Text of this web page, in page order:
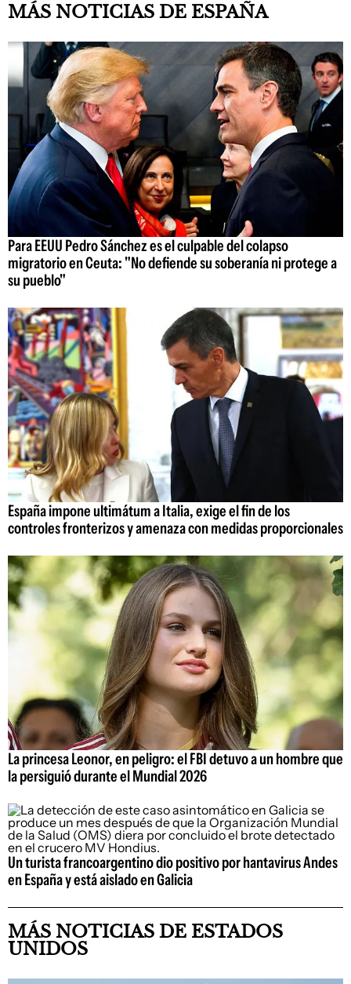
MÁS NOTICIAS DE ESPAÑA
Para EEUU Pedro Sánchez es el culpable del colapso
migratorio en Ceuta: "No defiende su soberanía ni protege a
su pueblo"
España impone ultimátum a Italia, exige el fin de los
controles fronterizos y amenaza con medidas proporcionales
La princesa Leonor, en peligro: el FBI detuvo a un hombre que
la persiguió durante el Mundial 2026
Un turista francoargentino dio positivo por hantavirus Andes
en España y está aislado en Galicia
MÁS NOTICIAS DE ESTADOS
UNIDOS